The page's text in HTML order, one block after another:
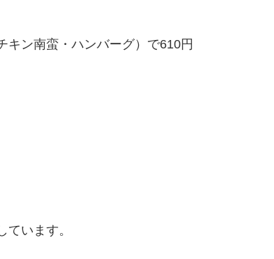
キン南蛮・ハンバーグ）で610円
います。